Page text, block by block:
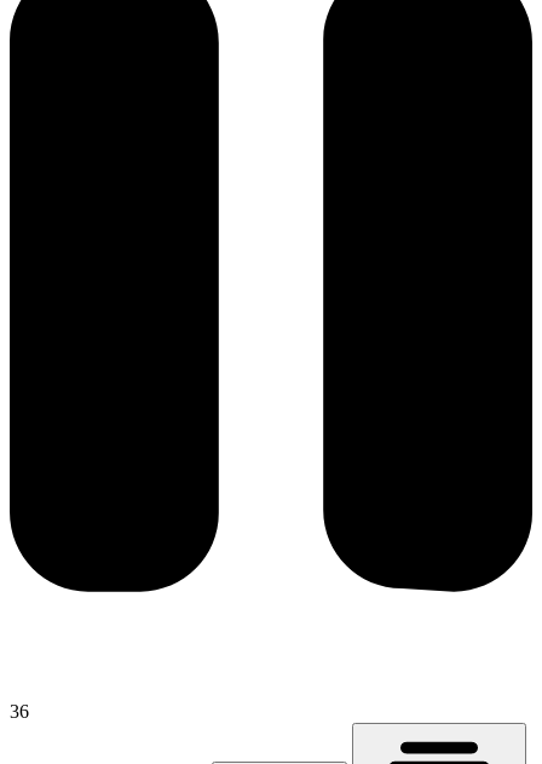
36